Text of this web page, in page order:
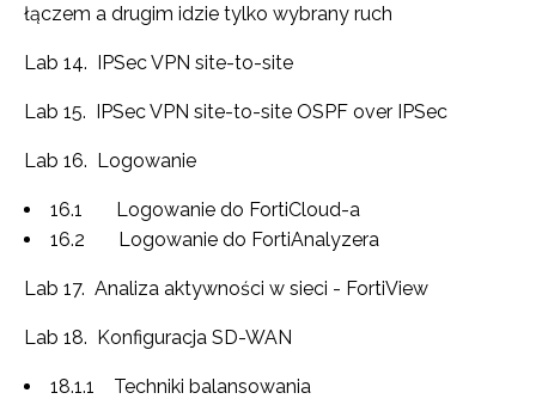
łączem a drugim idzie tylko wybrany ruch
Lab 14. IPSec VPN site-to-site
Lab 15. IPSec VPN site-to-site OSPF over IPSec
Lab 16. Logowanie
16.1 Logowanie do FortiCloud-a
16.2 Logowanie do FortiAnalyzera
Lab 17. Analiza aktywności w sieci - FortiView
Lab 18. Konfiguracja SD-WAN
18.1.1 Techniki balansowania